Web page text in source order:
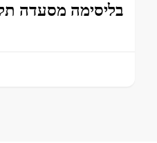
בליסימה מסעדה תל